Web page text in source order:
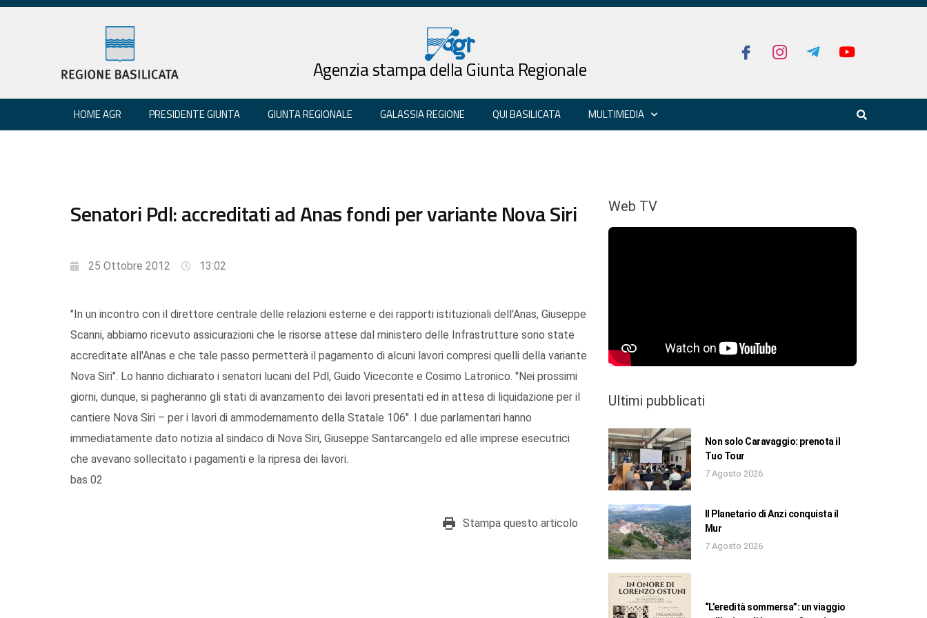
Agenzia stampa della Giunta Regionale
HOME AGR PRESIDENTE GIUNTA GIUNTA REGIONALE GALASSIA REGIONE QUI BASILICATA MULTIMEDIA
Senatori Pdl: accreditati ad Anas fondi per variante Nova Siri
25 Ottobre 2012 13:02
"In un incontro con il direttore centrale delle relazioni esterne e dei rapporti istituzionali dell'Anas, Giuseppe
Scanni, abbiamo ricevuto assicurazioni che le risorse attese dal ministero delle Infrastrutture sono state
accreditate all'Anas e che tale passo permetterà il pagamento di alcuni lavori compresi quelli della variante
Nova Siri". Lo hanno dichiarato i senatori lucani del Pdl, Guido Viceconte e Cosimo Latronico. "Nei prossimi
giorni, dunque, si pagheranno gli stati di avanzamento dei lavori presentati ed in attesa di liquidazione per il
cantiere Nova Siri – per i lavori di ammodernamento della Statale 106". I due parlamentari hanno
immediatamente dato notizia al sindaco di Nova Siri, Giuseppe Santarcangelo ed alle imprese esecutrici
che avevano sollecitato i pagamenti e la ripresa dei lavori.
bas 02
Stampa questo articolo
Web TV
Ultimi pubblicati
Non solo Caravaggio: prenota il
Tuo Tour
7 Agosto 2026
Il Planetario di Anzi conquista il
Mur
7 Agosto 2026
“L’eredità sommersa”: un viaggio